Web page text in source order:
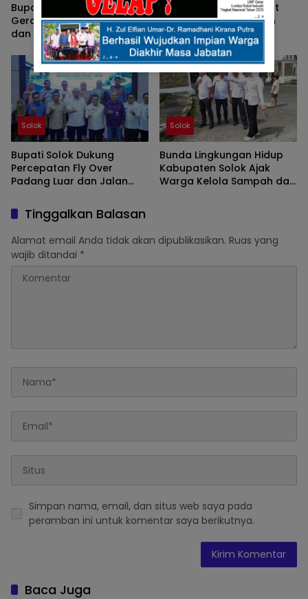
Bupati Solok Ingatkan,
Gerakan PKK Harus Hadir
dan Memberi Manfaat
Nyata Bagi Masyarakat
Pemkab Solok Percepat
Penerapan Manajemen
Talenta ASN Melalui
Sosialisasi BKPSDM
Solok
Bupati Solok Dukung
Percepatan Fly Over
Padang Luar dan Jalan
Solok
Bunda Lingkungan Hidup
Kabupaten Solok Ajak
Warga Kelola Sampah dari
Tinggalkan Balasan
Alamat email Anda tidak akan dipublikasikan. Ruas yang
wajib ditandai *
Simpan nama, email, dan situs web saya pada
peramban ini untuk komentar saya berikutnya.
Baca Juga